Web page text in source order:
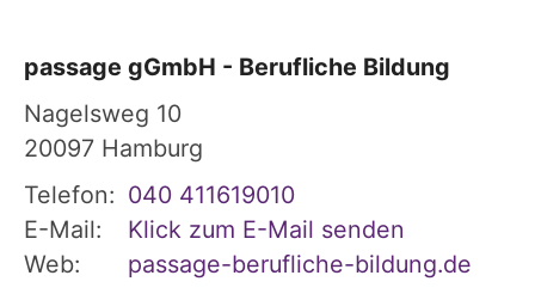
passage gGmbH - Berufliche Bildung
Nagelsweg 10
20097 Hamburg
Telefon: 040 411619010
E-Mail:
Klick zum E-Mail senden
Web:
passage-berufliche-bildung.de